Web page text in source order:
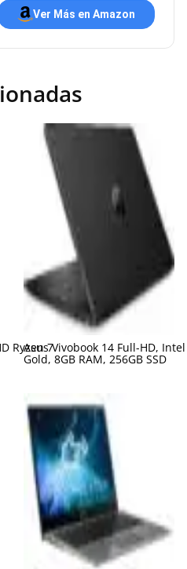
Ver Más en Amazon
Ryzen 7
Asus Vivobook 14 Full-HD,
Gold, 8GB RAM, 256GB SSD